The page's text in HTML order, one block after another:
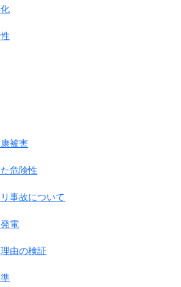
名も成分的にも異なります。
含まれる量の摂取であれば、
取では
潰瘍、胃酸過多
師に相談してください。
食品として濃度の高いものを、
度合いが
因は学名の異なるものを
るとの指摘もありま
メント
いことから
被害
危険性
事故について
電
由の検証